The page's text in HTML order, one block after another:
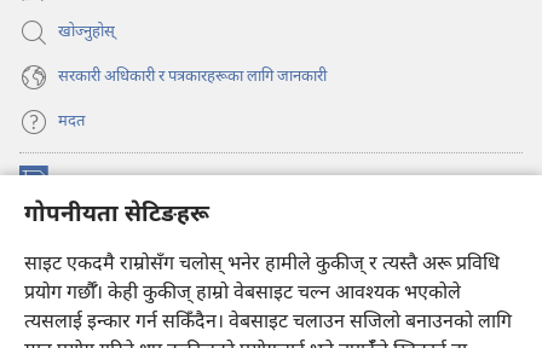
गोपनीयता सेटिङहरू
साइट एकदमै राम्रोसँग चलोस् भनेर हामीले कुकीज् र त्यस्तै अरू प्रविधि
प्रयोग गर्छौँ। केही कुकीज्‌ हाम्रो वेबसाइट चल्न आवश्यक भएकोले
त्यसलाई इन्कार गर्न सकिँदैन। वेबसाइट चलाउन सजिलो बनाउनको लागि
खोज्नुहोस्‌
सरकारी अधिकारी र पत्रकारहरूका लागि जानकारी
मदत
अर्को
नयाँ
पृष्ठ
प्रहरीधरहरा अनलाइन लाइब्रेरी
(ब्राउजरको
अर्को
नयाँ
JW Hub ®
(ब्राउजरको
अर्को